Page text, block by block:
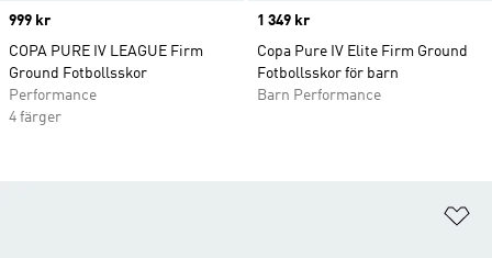
Price
999 kr
COPA PURE IV LEAGUE Firm
Ground Fotbollsskor
Performance
4 färger
Price
1 349 kr
Copa Pure IV Elite Firm Ground
Fotbollsskor för barn
Barn Performance